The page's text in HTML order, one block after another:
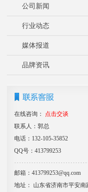
公司新闻
行业动态
媒体报道
品牌资讯
在线咨询：
点击交谈
联系人：郭总
电话：132-105-35852
QQ号：413799253
邮箱：413799253@qq.com
地址： 山东省济南市平安南